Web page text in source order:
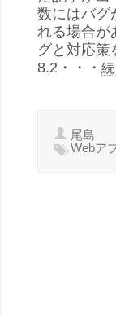
数にはバグ
れる場合が
グと対応策
8.2・・・
尾島
Webア